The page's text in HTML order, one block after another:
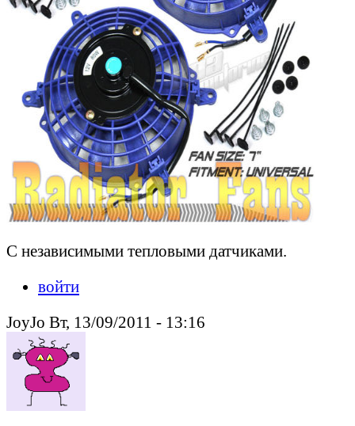
С независимыми тепловыми датчиками.
войти
JoyJo Вт, 13/09/2011 - 13:16